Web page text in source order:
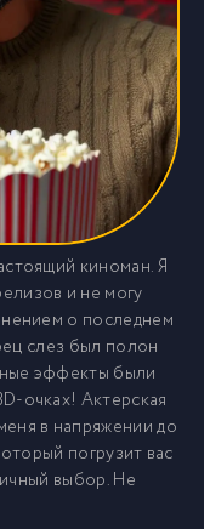
киноман. Я
и не могу
о последнем
слез был полон
эффекты были
очках! Актерская
в напряжении до
погрузит вас
выбор. Не